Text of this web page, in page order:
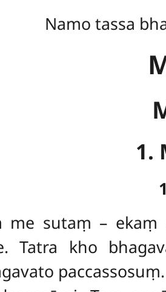
Namo tassa
1.
me sutaṃ – ekaṃ
Tatra kho